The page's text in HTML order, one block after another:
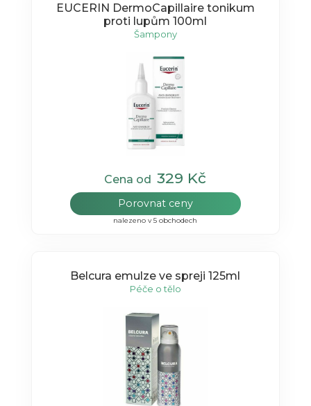
EUCERIN DermoCapillaire tonikum
proti lupům 100ml
Šampony
Cena od329 Kč
Porovnat ceny
nalezeno v 5 obchodech
Belcura emulze ve spreji 125ml
Péče o tělo